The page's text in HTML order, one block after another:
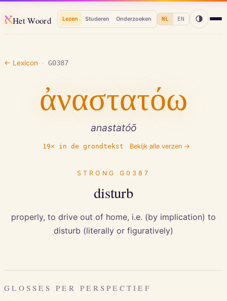
אHet Woord Lezen Studeren Onderzoeken NL EN
← Lexicon · G0387
ἀναστατόω
anastatóō
19× in de grondtekst Bekijk alle verzen →
STRONG G0387
disturb
properly, to drive out of home, i.e. (by implication) to
disturb (literally or figuratively)
GLOSSES PER PERSPECTIEF